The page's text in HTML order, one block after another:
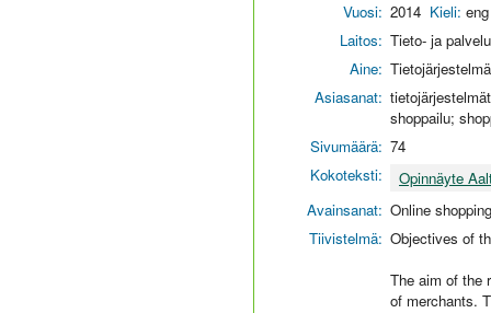
Vuosi: 2014 Kieli: eng
Laitos: Tieto- ja
Aine:
Asiasanat:
shoppailu;
Sivumäärä: 74
Kokoteksti:
Opinnäyte
Avainsanat: Online
Tiivistelmä: Objectives of
The aim of the
of merchants.